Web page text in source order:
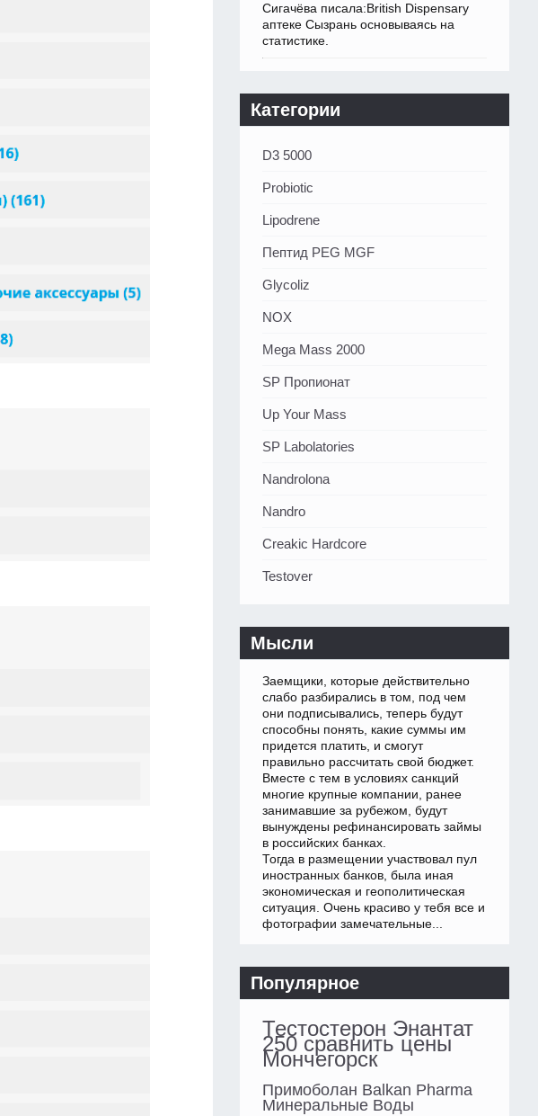
Сигачёва писала:British Dispensary
аптеке Сызрань основываясь на
статистике.
Категории
D3 5000
Probiotic
Lipodrene
Пептид PEG MGF
Glycoliz
NOX
Mega Mass 2000
SP Пропионат
Up Your Mass
SP Labolatories
Nandrolona
Nandro
Creakic Hardcore
Testover
Мысли
Заемщики, которые действительно
слабо разбирались в том, под чем
они подписывались, теперь будут
способны понять, какие суммы им
придется платить, и смогут
правильно рассчитать свой бюджет.
Вместе с тем в условиях санкций
многие крупные компании, ранее
занимавшие за рубежом, будут
вынуждены рефинансировать займы
в российских банках.
Тогда в размещении участвовал пул
иностранных банков, была иная
экономическая и геополитическая
ситуация. Очень красиво у тебя все и
фотографии замечательные...
Популярное
Тестостерон Энантат
250 сравнить цены
Мончегорск
Примоболан Balkan Pharma
Минеральные Воды